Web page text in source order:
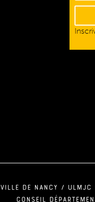
ville de Nancy /
Conseil